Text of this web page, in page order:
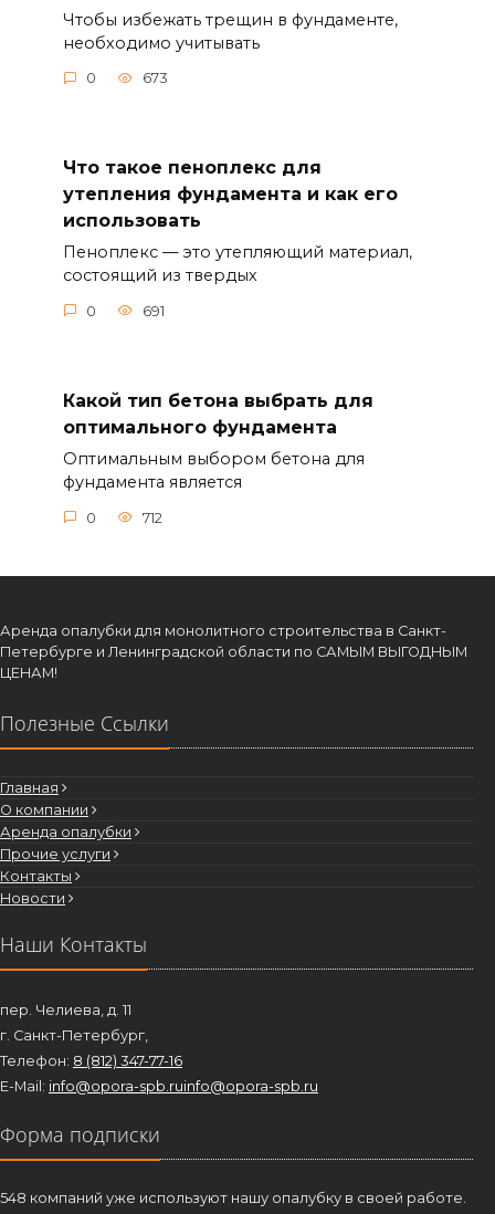
Чтобы избежать трещин в фундаменте,
необходимо учитывать
0 673
Что такое пеноплекс для
утепления фундамента и как его
использовать
Пеноплекс — это утепляющий материал,
состоящий из твердых
0 691
Какой тип бетона выбрать для
оптимального фундамента
Оптимальным выбором бетона для
фундамента является
0 712
Аренда опалубки для монолитного строительства в Санкт-
Петербурге и Ленинградской области по САМЫМ ВЫГОДНЫМ
ЦЕНАМ!
Полезные Ссылки
Главная
О компании
Аренда опалубки
Прочие услуги
Контакты
Новости
Наши Контакты
пер. Челиева, д. 11
г. Санкт-Петербург,
Телефон: 8 (812) 347-77-16
E-Mail: info@opora-spb.ruinfo@opora-spb.ru
Форма подписки
548 компаний уже используют нашу опалубку в своей работе.